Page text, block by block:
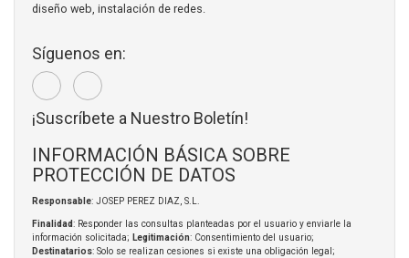
diseño web, instalación de redes.
Síguenos en:
¡Suscríbete a Nuestro Boletín!
INFORMACIÓN BÁSICA SOBRE
PROTECCIÓN DE DATOS
Responsable: JOSEP PEREZ DIAZ, S.L.
Finalidad: Responder las consultas planteadas por el usuario y enviarle la
información solicitada; Legitimación: Consentimiento del usuario;
Destinatarios: Solo se realizan cesiones si existe una obligación legal;